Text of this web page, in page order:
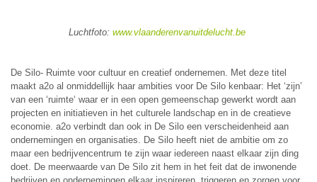
Luchtfoto: www.vlaanderenvanuitdelucht.be
De Silo- Ruimte voor cultuur en creatief ondernemen. Met deze titel
maakt a2o al onmiddellijk haar ambities voor De Silo kenbaar: Het ‘zijn’
van een ‘ruimte‘ waar er in een open gemeenschap gewerkt wordt aan
projecten en initiatieven in het culturele landschap en in de creatieve
economie. a2o verbindt dan ook in De Silo een verscheidenheid aan
ondernemingen en organisaties. De Silo heeft niet de ambitie om zo
maar een bedrijvencentrum te zijn waar iedereen naast elkaar zijn ding
doet. De meerwaarde van De Silo zit hem in het feit dat de inwonende